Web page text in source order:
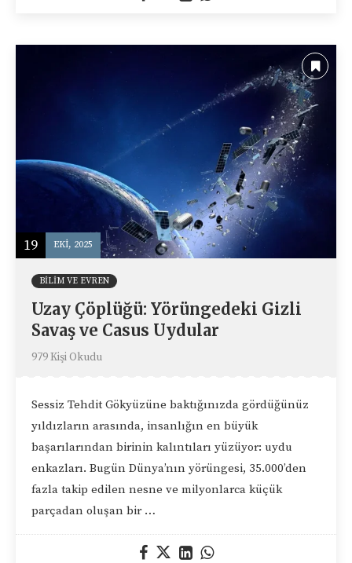
19 EKI, 2025
BILIM VE EVREN
Uzay Çöplüğü: Yörüngedeki Gizli
Savaş ve Casus Uydular
979 Kişi Okudu
Sessiz Tehdit Gökyüzüne baktığınızda gördüğünüz
yıldızların arasında, insanlığın en büyük
başarılarından birinin kalıntıları yüzüyor: uydu
enkazları. Bugün Dünya’nın yörüngesi, 35.000’den
fazla takip edilen nesne ve milyonlarca küçük
parçadan oluşan bir …